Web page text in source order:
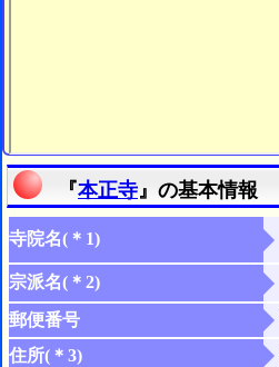
『本正寺』の基本情報
寺院名(＊1)
宗派名(＊2)
郵便番号
住所(＊3)